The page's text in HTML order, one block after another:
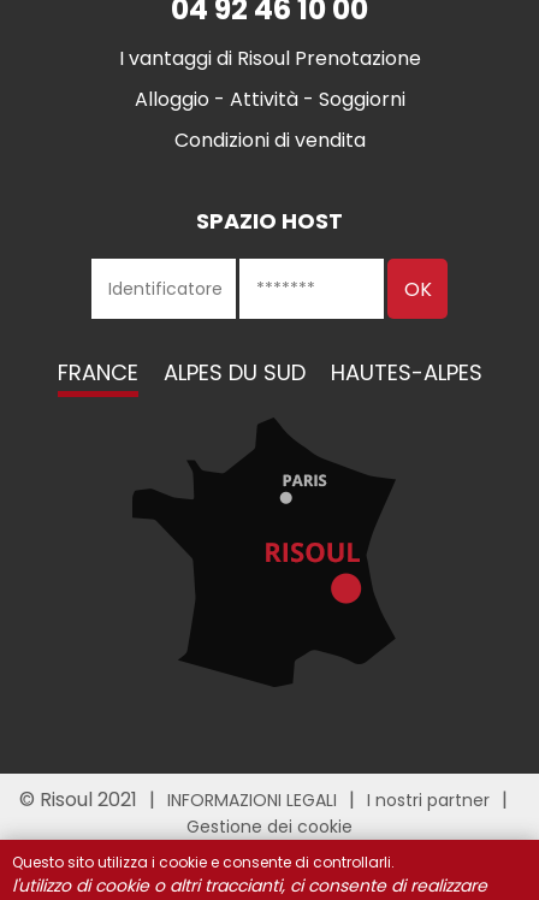
04 92 46 10 00
I vantaggi di Risoul Prenotazione
Alloggio - Attività - Soggiorni
Condizioni di vendita
SPAZIO HOST
FRANCE ALPES DU SUD HAUTES-ALPES
© Risoul 2021 INFORMAZIONI LEGALI
I nostri partner
Gestione dei cookie
Questo sito utilizza i cookie e consente di controllarli.
l'utilizzo di cookie o altri traccianti, ci consente di realizzare